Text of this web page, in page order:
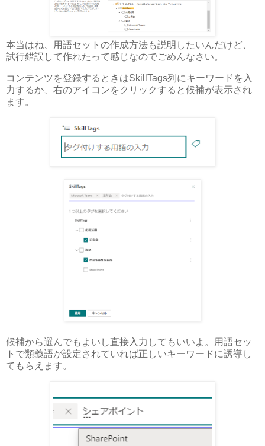
本当はね、用語セットの作成方法も説明したいんだけど、
試行錯誤して作れたって感じなのでごめんなさい。
コンテンツを登録するときはSkillTags列にキーワードを入
力するか、右のアイコンをクリックすると候補が表示され
ます。
候補から選んでもよいし直接入力してもいいよ。用語セッ
トで類義語が設定されていれば正しいキーワードに誘導し
てもらえます。